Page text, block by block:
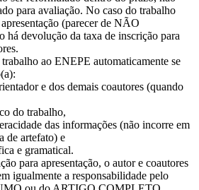
para avaliação. No caso do trabalho
(parecer de NÃO
devolução da taxa de inscrição para
ao ENEPE automaticamente se
e dos demais coautores (quando
do trabalho,
das informações (não incorre em
de artefato) e
e gramatical.
para apresentação, o autor e coautores
igualmente a responsabilidade pelo